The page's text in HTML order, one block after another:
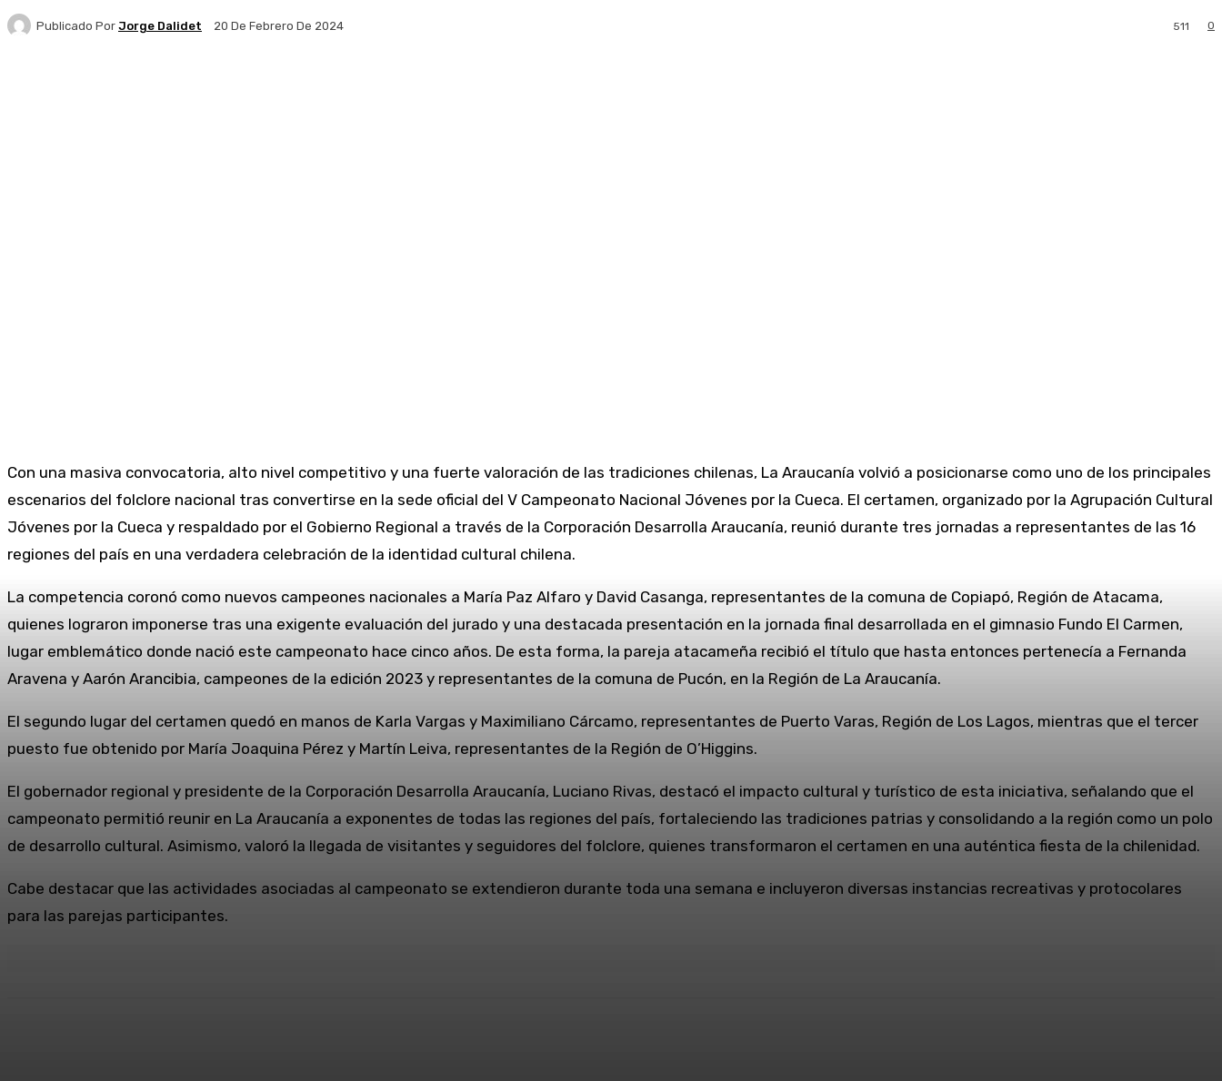
Publicado Por Jorge Dalidet 20 De Febrero De 2024 0
511
Con una masiva convocatoria, alto nivel competitivo y una fuerte valoración de las tradiciones chilenas, La Araucanía volvió a posicionarse como uno de los principales
escenarios del folclore nacional tras convertirse en la sede oficial del V Campeonato Nacional Jóvenes por la Cueca. El certamen, organizado por la Agrupación Cultural
Jóvenes por la Cueca y respaldado por el Gobierno Regional a través de la Corporación Desarrolla Araucanía, reunió durante tres jornadas a representantes de las 16
regiones del país en una verdadera celebración de la identidad cultural chilena.
La competencia coronó como nuevos campeones nacionales a María Paz Alfaro y David Casanga, representantes de la comuna de Copiapó, Región de Atacama,
quienes lograron imponerse tras una exigente evaluación del jurado y una destacada presentación en la jornada final desarrollada en el gimnasio Fundo El Carmen,
lugar emblemático donde nació este campeonato hace cinco años. De esta forma, la pareja atacameña recibió el título que hasta entonces pertenecía a Fernanda
Aravena y Aarón Arancibia, campeones de la edición 2023 y representantes de la comuna de Pucón, en la Región de La Araucanía.
El segundo lugar del certamen quedó en manos de Karla Vargas y Maximiliano Cárcamo, representantes de Puerto Varas, Región de Los Lagos, mientras que el tercer
puesto fue obtenido por María Joaquina Pérez y Martín Leiva, representantes de la Región de O’Higgins.
El gobernador regional y presidente de la Corporación Desarrolla Araucanía, Luciano Rivas, destacó el impacto cultural y turístico de esta iniciativa, señalando que el
campeonato permitió reunir en La Araucanía a exponentes de todas las regiones del país, fortaleciendo las tradiciones patrias y consolidando a la región como un polo
de desarrollo cultural. Asimismo, valoró la llegada de visitantes y seguidores del folclore, quienes transformaron el certamen en una auténtica fiesta de la chilenidad.
Cabe destacar que las actividades asociadas al campeonato se extendieron durante toda una semana e incluyeron diversas instancias recreativas y protocolares
para las parejas participantes.